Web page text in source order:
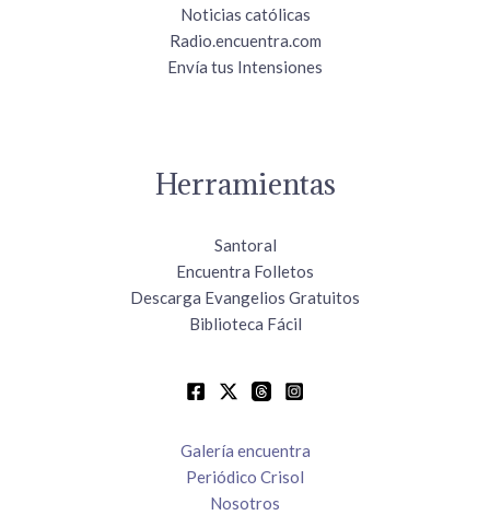
Noticias católicas
Radio.encuentra.com
Envía tus Intensiones
Herramientas
Santoral
Encuentra Folletos
Descarga Evangelios Gratuitos
Biblioteca Fácil
Galería encuentra
Periódico Crisol
Nosotros